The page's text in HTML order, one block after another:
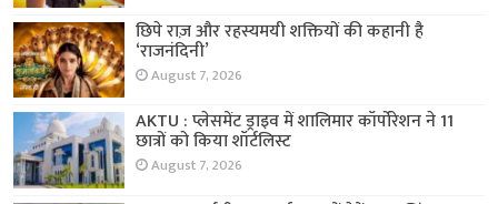
छिपे राज़ और रहस्यमयी शक्तियों की कहानी है
‘राजनंदिनी’
August 7, 2026
AKTU : प्लेसमेंट ड्राइव में शालिमार कॉर्पोरेशन ने 11
छात्रों को किया शॉर्टलिस्ट
August 7, 2026